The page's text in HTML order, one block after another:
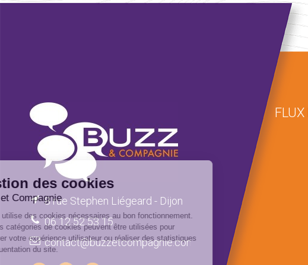
8 rue Stephen Liégeard - Dijon
06 12 52 53 15
contact@buzzetcompagnie.com
FLUX
Gestion des cookies
Buzz et Compagnie
Ce site utilise des cookies nécessaires au bon fonctionnement.
D’autres catégories de cookies peuvent être utilisées pour
améliorer votre expérience utilisateur ou réaliser des statistiques
de fréquentation du site.